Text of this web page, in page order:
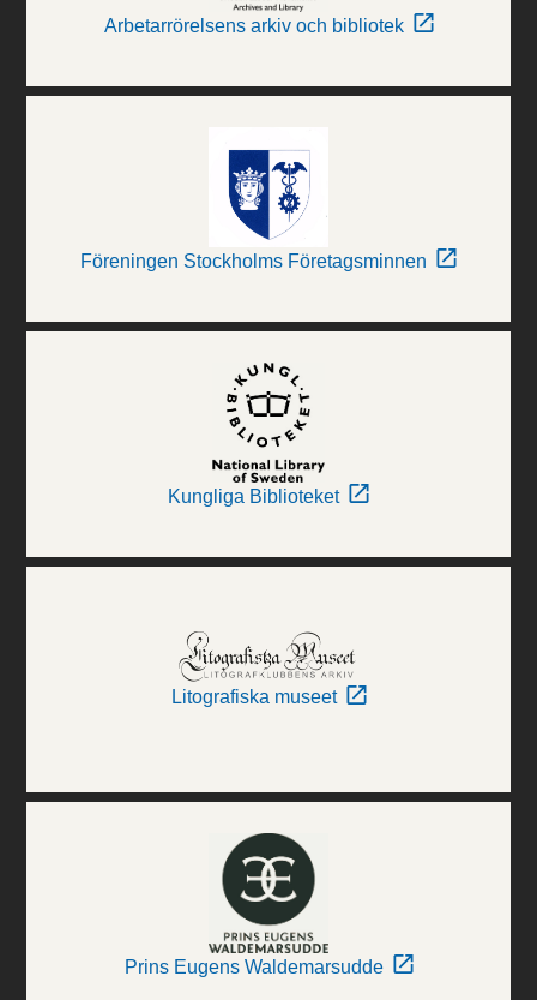
Arbetarrörelsens arkiv och bibliotek
Föreningen Stockholms Företagsminnen
Kungliga Biblioteket
Litografiska museet
Prins Eugens Waldemarsudde